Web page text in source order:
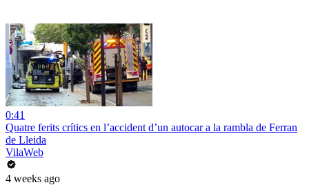
0:41
Quatre ferits crítics en l’accident d’un autocar a la rambla de Ferran
de Lleida
VilaWeb
4 weeks ago